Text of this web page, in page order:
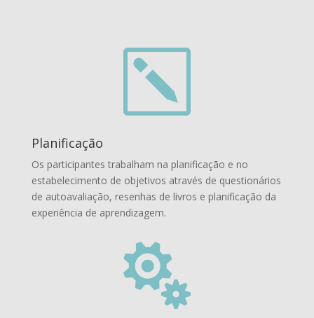
k
Planificação
Os participantes trabalham na planificação e no
estabelecimento de objetivos através de questionários
de autoavaliação, resenhas de livros e planificação da
experiência de aprendizagem.
